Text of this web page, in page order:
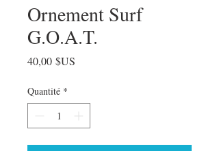
Ornement Surf
G.O.A.T.
40,00 $US
Quantité *